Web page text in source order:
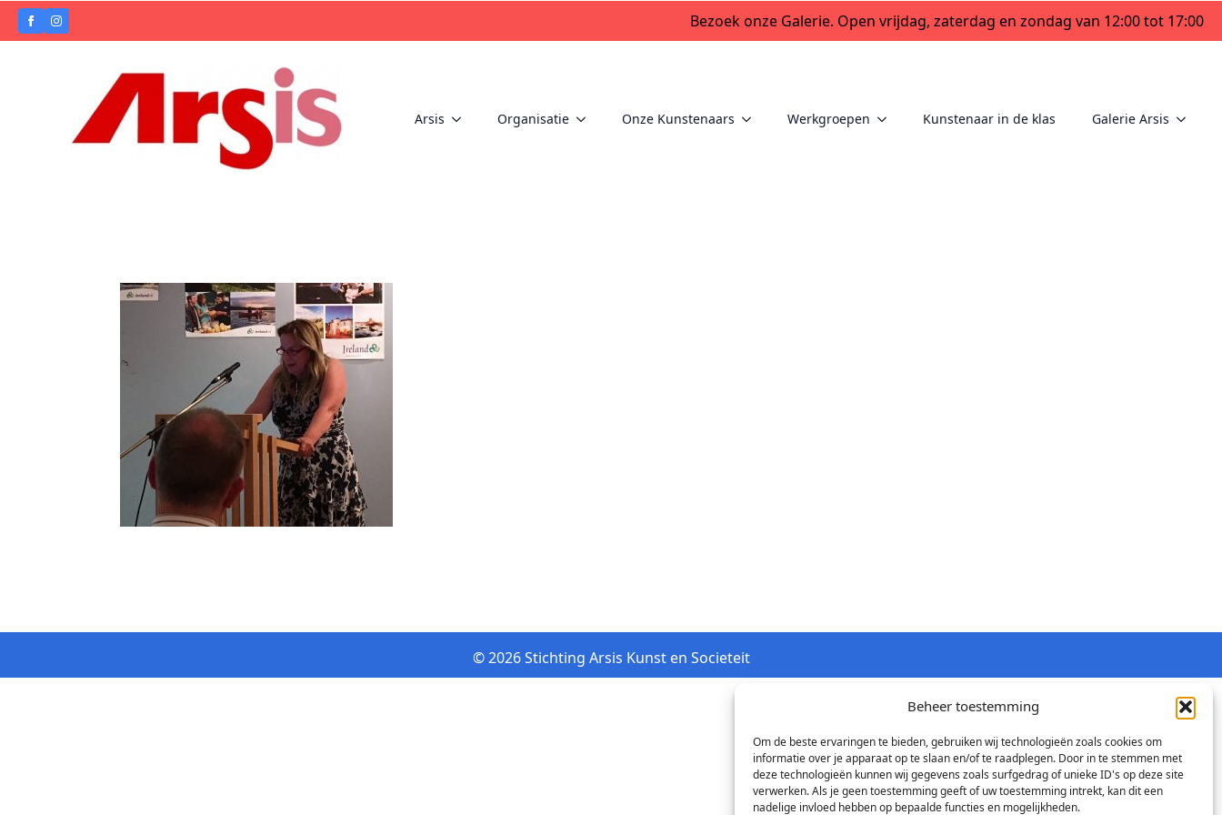
Beheer toestemming
Om de beste ervaringen te bieden, gebruiken wij technologieën zoals cookies om
informatie over je apparaat op te slaan en/of te raadplegen. Door in te stemmen met
deze technologieën kunnen wij gegevens zoals surfgedrag of unieke ID's op deze site
verwerken. Als je geen toestemming geeft of uw toestemming intrekt, kan dit een
nadelige invloed hebben op bepaalde functies en mogelijkheden.
Bezoek onze Galerie. Open vrijdag, zaterdag en zondag van 12:00 tot 17:00
Arsis Organisatie Onze Kunstenaars Werkgroepen Kunstenaar in de klas Galerie Arsis
© 2026 Stichting Arsis Kunst en Societeit